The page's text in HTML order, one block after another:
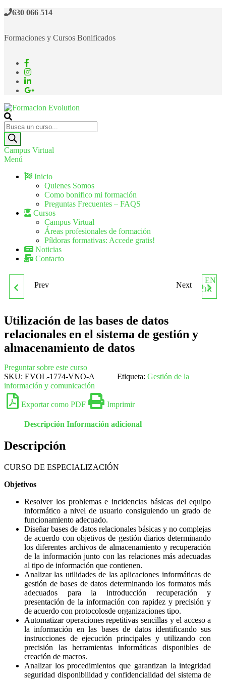
Saltar630 066 514
Formaciones y Cursos Bonificados
Formacion Evolution
Cursos de formación continua
Búsqueda
de
productos
Campus Virtual
Menú
Inicio
Quienes Somos
Como bonifico mi formación
Preguntas Frecuentes – FAQS
Cursos
Campus Virtual
Áreas profesionales de formación
Píldoras formativas: Accede gratis!
Noticias
Contacto
COMERCIO
Prev POSICIONAMIENTO WEB
SECTOR DE
Next
Utilización de las bases de datos
relacionales en el sistema de gestión y
almacenamiento de datos
Preguntar sobre este curso
SKU: EVOL-1774-VNO-A Etiqueta: Gestión de la
información y comunicación
Exportar como PDF Imprimir
Descripción Información adicional
Descripción
CURSO DE ESPECIALIZACIÓN
Objetivos
Resolver los problemas e incidencias básicas del equipo
informático a nivel de usuario consiguiendo un grado de
funcionamiento adecuado.
Diseñar bases de datos relacionales básicas y no complejas
de acuerdo con objetivos de gestión diarios determinando
los diferentes archivos de almacenamiento y recuperación
de la información junto con las relaciones más adecuadas
al tipo de información que contienen.
Analizar las utilidades de las aplicaciones informáticas de
gestión de bases de datos determinando los formatos más
adecuados para la introducción recuperación y
presentación de la información con rapidez y precisión y
de acuerdo con protocolosde organizaciones tipo.
Automatizar operaciones repetitivas sencillas y el acceso a
la información en las bases de datos identificando sus
instrucciones de ejecución principales y utilizando con
precisión las herramientas informáticas disponibles de
creación de macros.
Analizar los procedimientos que garantizan la integridad
seguridad disponibilidad y confidencialidad del sistema de